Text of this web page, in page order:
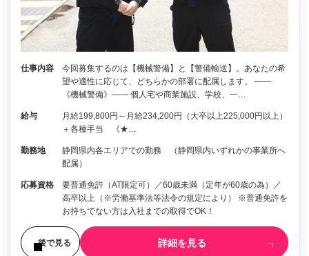
仕事内容
今回募集するのは【機械警備】と【警備輸送】。あなたの希
望や適性に応じて、どちらかの部署に配属します。 ――
《機械警備》―― 個人宅や商業施設、学校、一…
給与
月給199,800円～月給234,200円（大卒以上225,000円以上）
＋各種手当 《★…
勤務地
静岡県内各エリアでの勤務 （静岡県内いずれかの事業所へ
配属）
応募資格
要普通免許（AT限定可）／60歳未満（定年が60歳の為）／
高卒以上（※労働基準法等法令の規定により） ※普通免許を
お持ちでない方は入社までの取得でOK！
後で見る 詳細を見る